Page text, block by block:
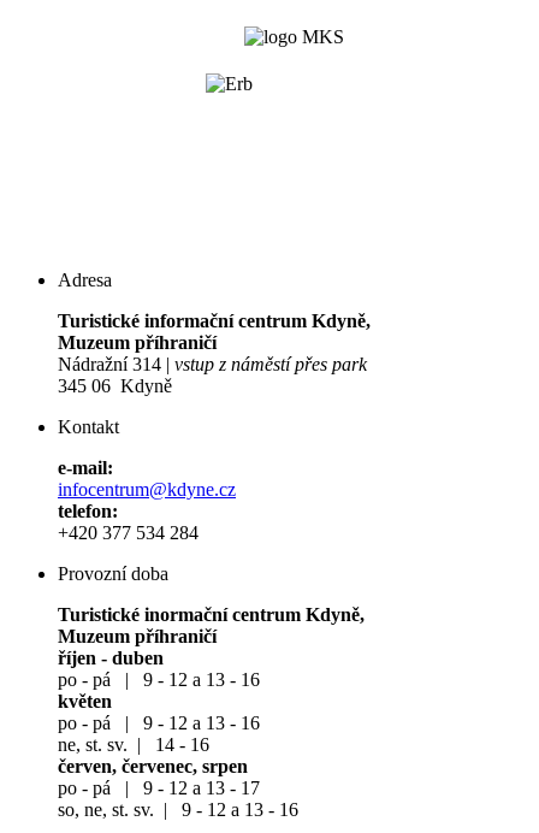
Adresa
Turistické informační centrum Kdyně,
Muzeum příhraničí
Nádražní 314 | vstup z náměstí přes park
345 06 Kdyně
Kontakt
e-mail:
infocentrum@kdyne.cz
telefon:
+420 377 534 284
Provozní doba
Turistické inormační centrum Kdyně,
Muzeum příhraničí
říjen - duben
po - pá | 9 - 12 a 13 - 16
květen
po - pá | 9 - 12 a 13 - 16
ne, st. sv. | 14 - 16
červen, červenec, srpen
po - pá | 9 - 12 a 13 - 17
so, ne, st. sv. | 9 - 12 a 13 - 16